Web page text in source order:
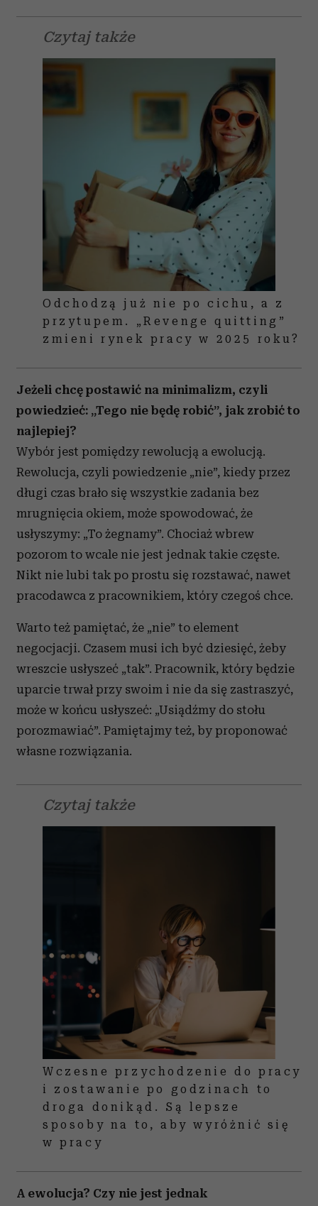
Czytaj także
Odchodzą już nie po cichu, a z
przytupem. „Revenge quitting”
zmieni rynek pracy w 2025 roku?
Jeżeli chcę postawić na minimalizm, czyli
powiedzieć: „Tego nie będę robić”, jak zrobić to
najlepiej?
Wybór jest pomiędzy rewolucją a ewolucją.
Rewolucja, czyli powiedzenie „nie”, kiedy przez
długi czas brało się wszystkie zadania bez
mrugnięcia okiem, może spowodować, że
usłyszymy: „To żegnamy”. Chociaż wbrew
pozorom to wcale nie jest jednak takie częste.
Nikt nie lubi tak po prostu się rozstawać, nawet
pracodawca z pracownikiem, który czegoś chce.
Warto też pamiętać, że „nie” to element
negocjacji. Czasem musi ich być dziesięć, żeby
wreszcie usłyszeć „tak”. Pracownik, który będzie
uparcie trwał przy swoim i nie da się zastraszyć,
może w końcu usłyszeć: „Usiądźmy do stołu
porozmawiać”. Pamiętajmy też, by proponować
własne rozwiązania.
Czytaj także
Wczesne przychodzenie do pracy
i zostawanie po godzinach to
droga donikąd. Są lepsze
sposoby na to, aby wyróżnić się
w pracy
A ewolucja? Czy nie jest jednak